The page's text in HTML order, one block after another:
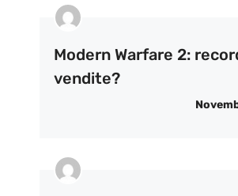
Modern Warfare 2:
vendite?